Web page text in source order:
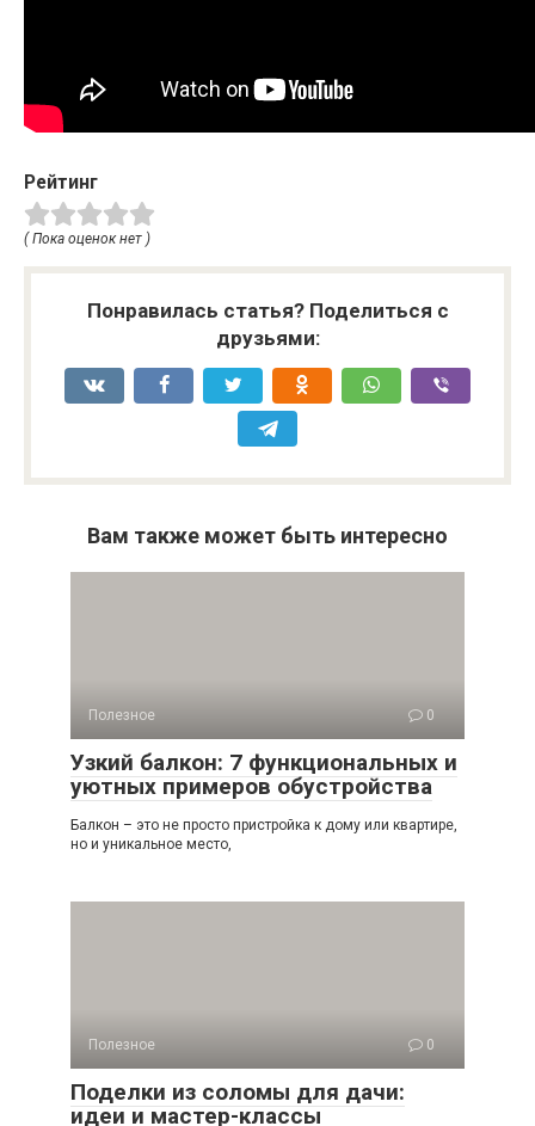
Рейтинг
( Пока оценок нет )
Понравилась статья? Поделиться с
друзьями:
Вам также может быть интересно
Полезное 0
Узкий балкон: 7 функциональных и
уютных примеров обустройства
Балкон – это не просто пристройка к дому или квартире,
но и уникальное место,
Полезное 0
Поделки из соломы для дачи:
идеи и мастер-классы